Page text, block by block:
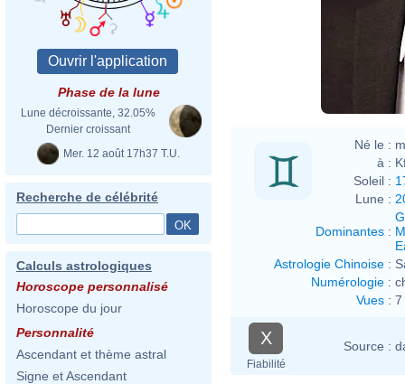
Phase de la lune
Lune décroissante, 32.05%
Dernier croissant
Mer. 12 août 17h37 T.U.
Recherche de célébrité
Calculs astrologiques
Horoscope personnalisé
Horoscope du jour
Personnalité
Ascendant et thème astral
Signe et Ascendant
Né le :
à :
Soleil :
Lune :
Dominantes :
Astrologie Chinoise :
Numérologie :
Vues : 7
X
Fiabilité
Source :